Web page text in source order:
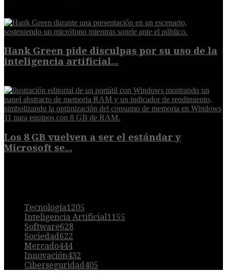
Hank Green pide disculpas por su uso de la
inteligencia artificial...
Los 8 GB vuelven a ser el estándar y
Microsoft se...
Tecnología1205
Inteligencia Artificial1155
Software628
Sociedad622
Mercado444
Innovación432
Ciberseguridad405